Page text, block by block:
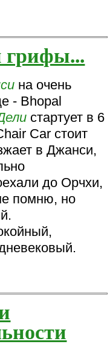
грифы...
на очень
- Bhopal
стартует в 6
Car стоит
в Джанси,
до Орчхи,
помню, но